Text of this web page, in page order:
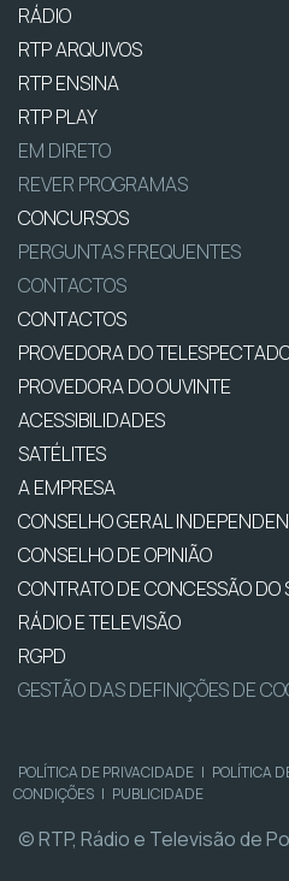
RÁDIO
RTP ARQUIVOS
RTP ENSINA
RTP PLAY
EM DIRETO
REVER PROGRAMAS
CONCURSOS
PERGUNTAS FREQUENTES
CONTACTOS
CONTACTOS
PROVEDORA DO
PROVEDORA DO OUVINTE
ACESSIBILIDADES
SATÉLITES
A EMPRESA
CONSELHO GERAL
CONSELHO DE OPINIÃO
CONTRATO DE CONCESSÃO DO
RÁDIO E TELEVISÃO
RGPD
GESTÃO DAS DEFINIÇÕES DE
POLÍTICA DE PRIVACIDADE | POLÍTICA
CONDIÇÕES | PUBLICIDADE
© RTP, Rádio e Televisão de